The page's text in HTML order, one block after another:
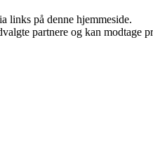
links på denne hjemmeside.
partnere og kan